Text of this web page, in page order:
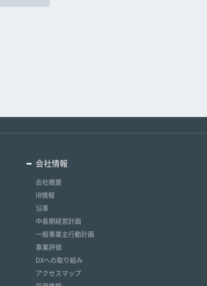
会社情報
会社概要
IR情報
沿革
中長期経営計画
一般事業主行動計画
事業評価
DXへの取り組み
アクセスマップ